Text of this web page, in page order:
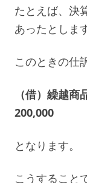
たとえば、決
あったとします
このときの仕
（借）繰越
200,000
となります。
こうすること